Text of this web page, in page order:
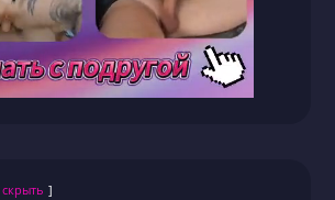
скрыть